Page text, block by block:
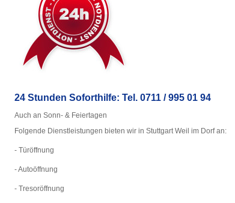
24 Stunden Soforthilfe: Tel. 0711 / 995 01 94
Auch an Sonn- & Feiertagen
Folgende Dienstleistungen bieten wir in Stuttgart Weil im Dorf an:
- Türöffnung
- Autoöffnung
- Tresoröffnung